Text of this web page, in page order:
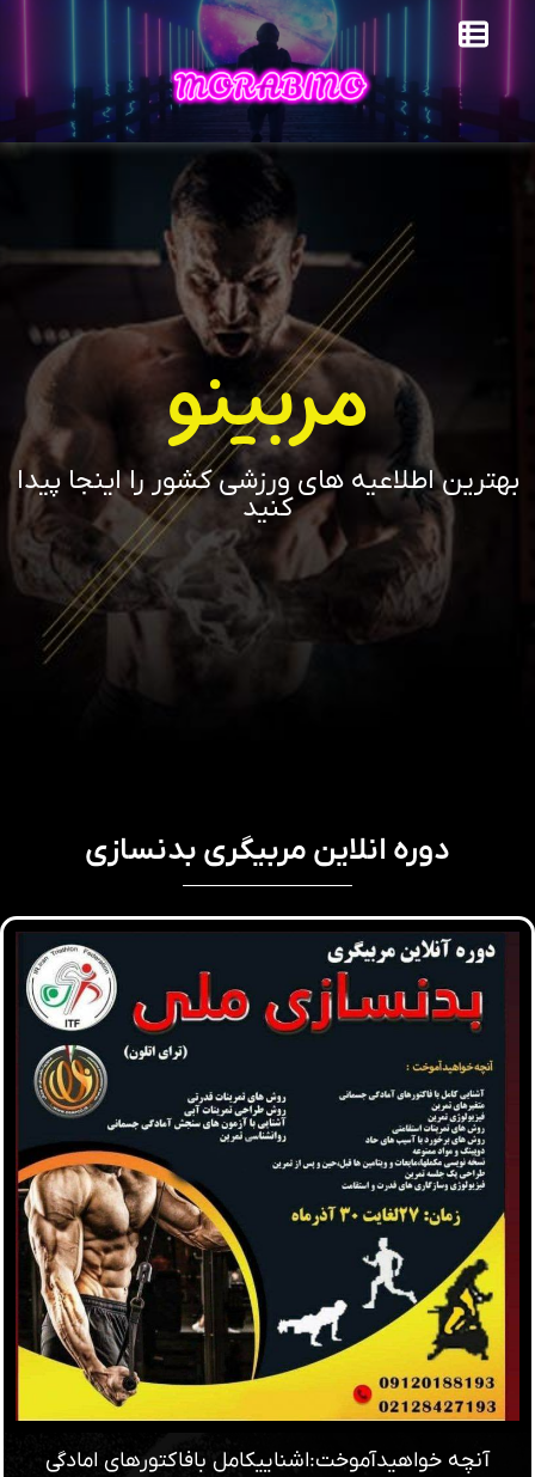
مربینو
بهترین اطلاعیه های ورزشی کشور را اینجا پیدا
کنید
دوره انلاین مربیگری بدنسازی
آنچه خواهیدآموخت:اشناییکامل بافاکتورهای امادگی